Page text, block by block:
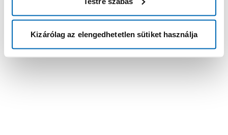
Kizárólag az elengedhetetlen sütiket használja